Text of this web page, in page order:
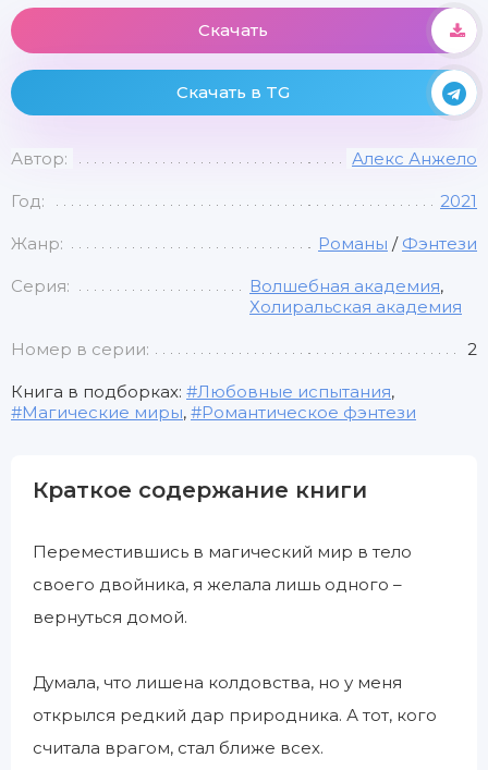
Скачать
Скачать в TG
Автор: Алекс Анжело
Год: 2021
Жанр: Романы / Фэнтези
Серия: Волшебная академия,
Холиральская академия
Номер в серии: 2
Книга в подборках: Любовные испытания,
Магические миры, Романтическое фэнтези
Краткое содержание книги
Переместившись в магический мир в тело
своего двойника, я желала лишь одного –
вернуться домой.
Думала, что лишена колдовства, но у меня
открылся редкий дар природника. А тот, кого
считала врагом, стал ближе всех.